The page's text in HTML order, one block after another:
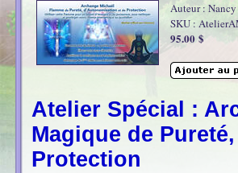
Auteur :
SKU :
95.00 $
Atelier Spécial :
Magique de
Protection